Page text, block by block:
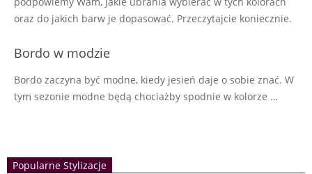
oraz do jakich barw je dopasować. Przeczytajcie koniecznie.
Bordo w modzie
Bordo zaczyna być modne, kiedy jesień daje o sobie znać. W
tym sezonie modne będą chociażby spodnie w kolorze …
Popularne Stylizacje